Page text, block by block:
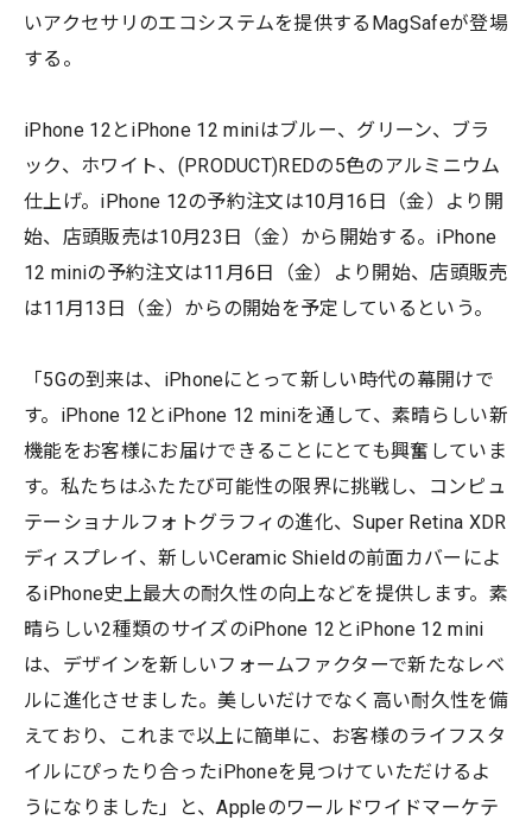
いアクセサリのエコシステムを提供するMagSafeが登場
する。
iPhone 12とiPhone 12 miniはブルー、グリーン、ブラ
ック、ホワイト、(PRODUCT)REDの5色のアルミニウム
仕上げ。iPhone 12の予約注文は10月16日（金）より開
始、店頭販売は10月23日（金）から開始する。iPhone
12 miniの予約注文は11月6日（金）より開始、店頭販売
は11月13日（金）からの開始を予定しているという。
「5Gの到来は、iPhoneにとって新しい時代の幕開けで
す。iPhone 12とiPhone 12 miniを通して、素晴らしい新
機能をお客様にお届けできることにとても興奮していま
す。私たちはふたたび可能性の限界に挑戦し、コンピュ
テーショナルフォトグラフィの進化、Super Retina XDR
ディスプレイ、新しいCeramic Shieldの前面カバーによ
るiPhone史上最大の耐久性の向上などを提供します。素
晴らしい2種類のサイズのiPhone 12とiPhone 12 mini
は、デザインを新しいフォームファクターで新たなレベ
ルに進化させました。美しいだけでなく高い耐久性を備
えており、これまで以上に簡単に、お客様のライフスタ
イルにぴったり合ったiPhoneを見つけていただけるよ
うになりました」と、Appleのワールドワイドマーケテ